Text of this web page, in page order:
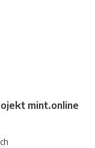
mint.online